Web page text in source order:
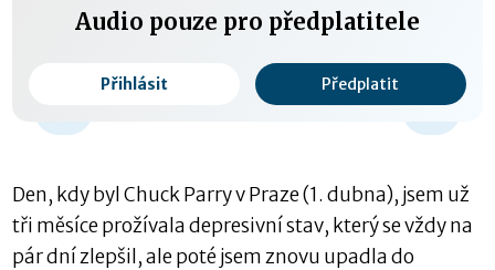
Audio pouze pro předplatitele
Přihlásit Předplatit
0:00 / 0:00
Den, kdy byl Chuck Parry v Praze (1. dubna), jsem už
tři měsíce prožívala depresivní stav, který se vždy na
pár dní zlepšil, ale poté jsem znovu upadla do